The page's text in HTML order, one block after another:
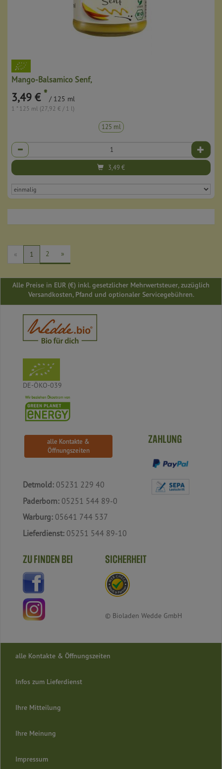
Mango-Balsamico Senf,
3,49 € * / 125 ml
1 * 125 ml (27,92 € / 1 l)
125 ml
Anzahl
3,49€
« 1 2 »
Alle Preise in EUR (€) inkl. gesetzlicher Mehrwertsteuer, zuzüglich
Versandkosten, Pfand und optionaler Servicegebühren.
DE-ÖKO-039
alle Kontakte &
Öffnungszeiten
Detmold: 05231 229 40
Paderborn: 05251 544 89-0
Warburg: 05641 744 537
Lieferdienst: 05251 544 89-10
ZAHLUNG
ZU FINDEN BEI SICHERHEIT
© Bioladen Wedde GmbH
alle Kontakte & Öffnungszeiten
Infos zum Lieferdienst
Ihre Mitteilung
Ihre Meinung
Impressum